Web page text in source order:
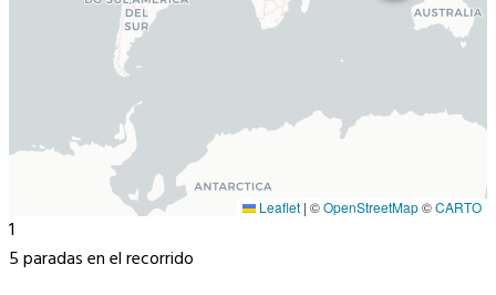
Leaflet | ©OpenStreetMap©CARTO
1
5 paradas en el recorrido